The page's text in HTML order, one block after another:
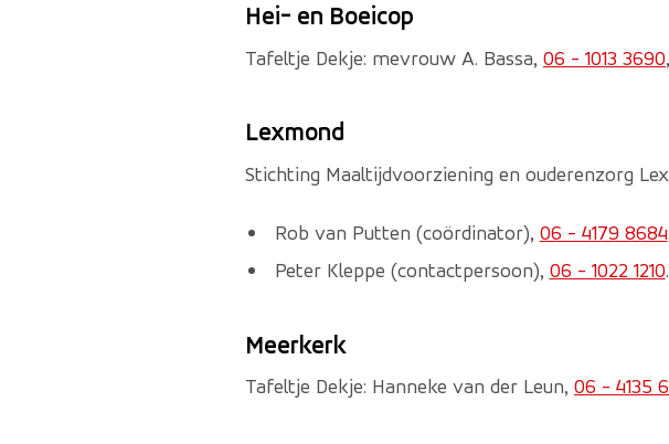
Hei- en Boeicop
Tafeltje Dekje: mevrouw A. Bassa, 06 - 1013 3690,
Lexmond
Stichting Maaltijdvoorziening en ouderenzorg
Rob van Putten (coördinator), 06 - 4179 8684
Peter Kleppe (contactpersoon), 06 - 1022 1210.
Meerkerk
Tafeltje Dekje: Hanneke van der Leun, 06 - 4135